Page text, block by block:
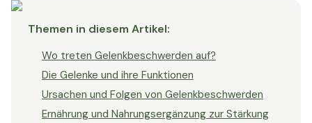
Themen in diesem Artikel:
Wo treten Gelenkbeschwerden auf?
Die Gelenke und ihre Funktionen
Ursachen und Folgen von Gelenkbeschwerden
Ernährung und Nahrungsergänzung zur Stärkung